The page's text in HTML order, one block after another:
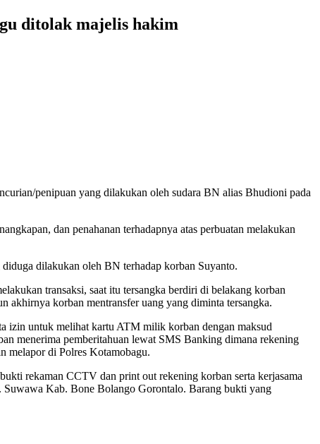
ditolak majelis hakim
penipuan yang dilakukan oleh sudara BN alias Bhudioni pada
dan penahanan terhadapnya atas perbuatan melakukan
dilakukan oleh BN terhadap korban Suyanto.
transaksi, saat itu tersangka berdiri di belakang korban
akhirnya korban mentransfer uang yang diminta tersangka.
izin untuk melihat kartu ATM milik korban dengan maksud
menerima pemberitahuan lewat SMS Banking dimana rekening
melapor di Polres Kotamobagu.
rekaman CCTV dan print out rekening korban serta kerjasama
Kab. Bone Bolango Gorontalo. Barang bukti yang